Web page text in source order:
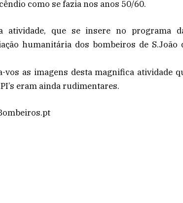
como se fazia nos anos 50/60.
atividade, que se insere no programa
humanitária dos bombeiros de S.João
vos as imagens desta magnifica atividade
eram ainda rudimentares.